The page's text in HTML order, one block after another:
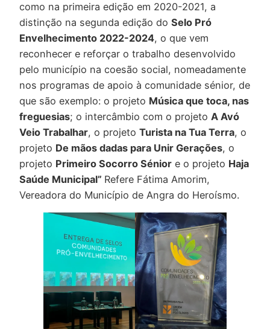
como na primeira edição em 2020-2021, a
distinção na segunda edição do Selo Pró
Envelhecimento 2022-2024, o que vem
reconhecer e reforçar o trabalho desenvolvido
pelo município na coesão social, nomeadamente
nos programas de apoio à comunidade sénior, de
que são exemplo: o projeto Música que toca, nas
freguesias; o intercâmbio com o projeto A Avó
Veio Trabalhar, o projeto Turista na Tua Terra, o
projeto De mãos dadas para Unir Gerações, o
projeto Primeiro Socorro Sénior e o projeto Haja
Saúde Municipal” Refere Fátima Amorim,
Vereadora do Município de Angra do Heroísmo.